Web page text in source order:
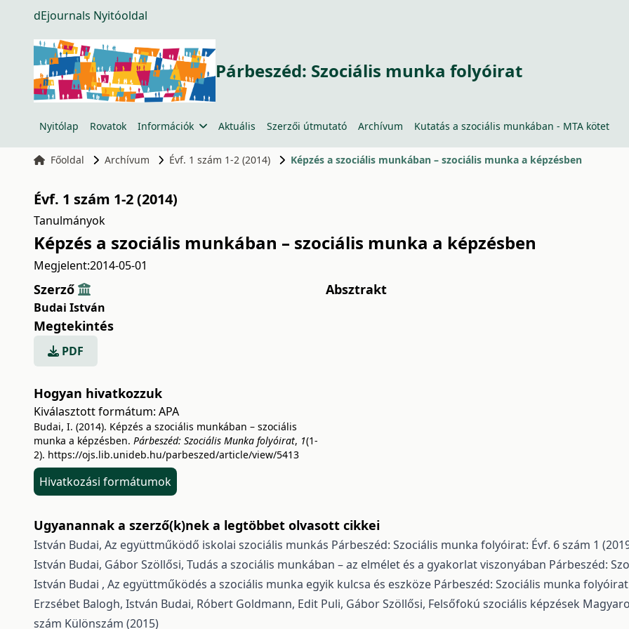
dEjournals Nyitóoldal
Párbeszéd: Szociális munka folyóirat
Nyitólap Rovatok Információk Aktuális Szerzői útmutató Archívum Kutatás a szociális munkában - MTA kötet
Főoldal Archívum Évf. 1 szám 1-2 (2014) Képzés a szociális munkában – szociális munka a képzésben
Évf. 1 szám 1-2 (2014)
Tanulmányok
Képzés a szociális munkában – szociális munka a képzésben
Megjelent:2014-05-01
Szerző
Budai István
Megtekintés
PDF
Hogyan hivatkozzuk
Kiválasztott formátum: APA
Budai, I. (2014). Képzés a szociális munkában – szociális
munka a képzésben. Párbeszéd: Szociális Munka folyóirat, 1(1-
2). https://ojs.lib.unideb.hu/parbeszed/article/view/5413
Hivatkozási formátumok
Absztrakt
Ugyanannak a szerző(k)nek a legtöbbet olvasott cikkei
István Budai, Az együttműködő iskolai szociális munkás Párbeszéd: Szociális munka folyóirat: Évf. 6 szám 1
István Budai, Gábor Szöllősi, Tudás a szociális munkában – az elmélet és a gyakorlat viszonyában Párbeszéd:
István Budai , Az együttműködés a szociális munka egyik kulcsa és eszköze Párbeszéd: Szociális munka
Erzsébet Balogh, István Budai, Róbert Goldmann, Edit Puli, Gábor Szöllősi, Felsőfokú szociális képzések
szám Különszám (2015)